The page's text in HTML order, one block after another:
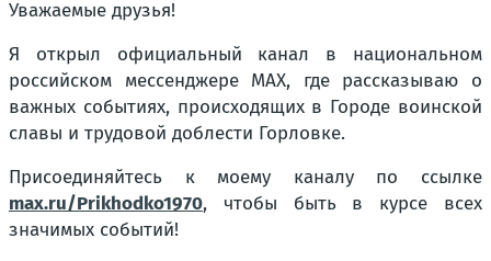
Уважаемые друзья!
Я открыл официальный канал в национальном
российском мессенджере MAX, где рассказываю о
важных событиях, происходящих в Городе воинской
славы и трудовой доблести Горловке.
Присоединяйтесь к моему каналу по ссылке
max.ru/Prikhodko1970, чтобы быть в курсе всех
значимых событий!